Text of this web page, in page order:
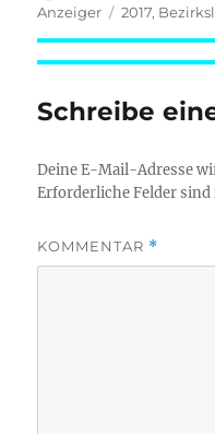
am
Anzeiger
Schlagwörter
2017,
Schreibe
Deine E-Mail-Adresse
Erforderliche Felder
KOMMENTAR *